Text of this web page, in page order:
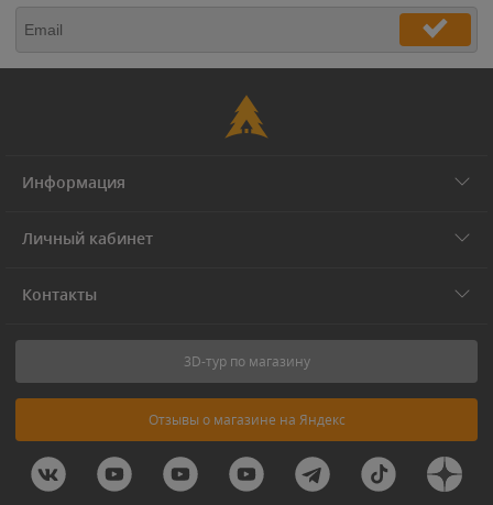
Информация
Личный кабинет
Контакты
3D-тур по магазину
Отзывы о магазине на Яндекс